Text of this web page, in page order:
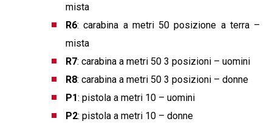
mista
R6: carabina a metri 50 posizione a terra –
mista
R7: carabina a metri 50 3 posizioni – uomini
R8: carabina a metri 50 3 posizioni – donne
P1: pistola a metri 10 – uomini
P2: pistola a metri 10 – donne